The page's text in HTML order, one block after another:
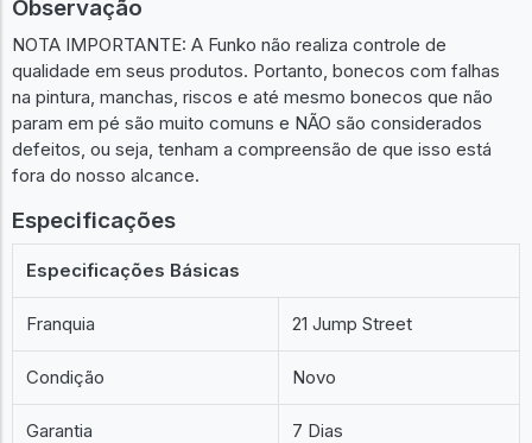
Observação
NOTA IMPORTANTE: A Funko não realiza controle de
qualidade em seus produtos. Portanto, bonecos com falhas
na pintura, manchas, riscos e até mesmo bonecos que não
param em pé são muito comuns e NÃO são considerados
defeitos, ou seja, tenham a compreensão de que isso está
fora do nosso alcance.
Especificações
Especificações Básicas
Franquia 21 Jump Street
Condição Novo
Garantia 7 Dias